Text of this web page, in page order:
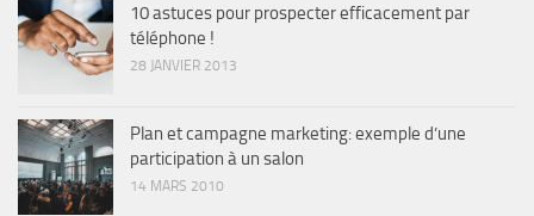
10 astuces pour prospecter efficacement par
téléphone !
28 JANVIER 2013
Plan et campagne marketing: exemple d’une
participation à un salon
14 MARS 2010